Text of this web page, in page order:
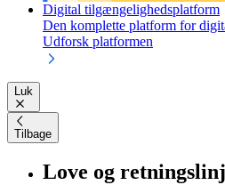
Digital tilgængelighedsplatform
Den komplette platform for
Udforsk platformen
Luk
Tilbage
Love og